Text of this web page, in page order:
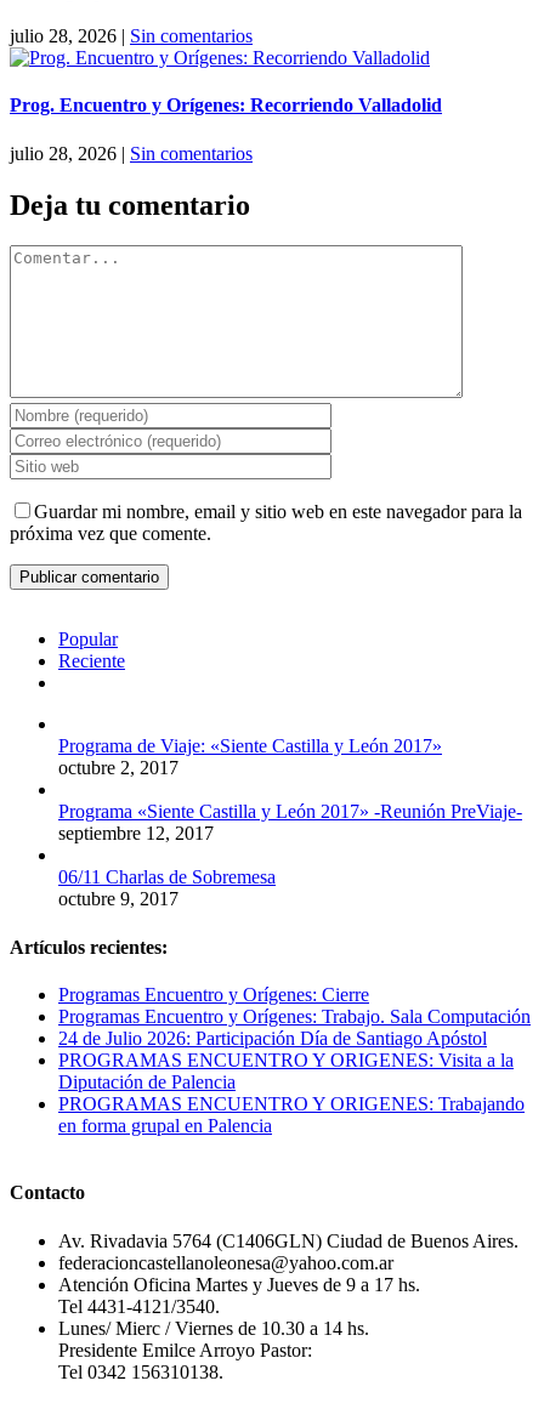
julio 28, 2026 | Sin comentarios
Prog. Encuentro y Orígenes: Recorriendo Valladolid
julio 28, 2026 | Sin comentarios
Deja tu comentario
Comentar
Guardar mi nombre, email y sitio web en este navegador para la
próxima vez que comente.
Popular
Reciente
Programa de Viaje: «Siente Castilla y León 2017»
octubre 2, 2017
Programa «Siente Castilla y León 2017» -Reunión PreViaje-
septiembre 12, 2017
06/11 Charlas de Sobremesa
octubre 9, 2017
Artículos recientes:
Programas Encuentro y Orígenes: Cierre
Programas Encuentro y Orígenes: Trabajo. Sala Computación
24 de Julio 2026: Participación Día de Santiago Apóstol
PROGRAMAS ENCUENTRO Y ORIGENES: Visita a la
Diputación de Palencia
PROGRAMAS ENCUENTRO Y ORIGENES: Trabajando
en forma grupal en Palencia
Contacto
Av. Rivadavia 5764 (C1406GLN) Ciudad de Buenos Aires.
federacioncastellanoleonesa@yahoo.com.ar
Atención Oficina Martes y Jueves de 9 a 17 hs.
Tel 4431-4121/3540.
Lunes/ Mierc / Viernes de 10.30 a 14 hs.
Presidente Emilce Arroyo Pastor:
Tel 0342 156310138.